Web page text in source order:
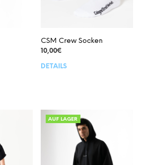
mehrere
Varianten
CSM Crew Socken
10,00€
DETAILS
AUF LAGER